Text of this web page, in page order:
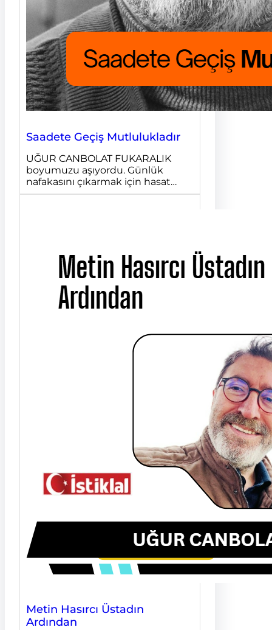
Saadete Geçiş Mutlulukladır
UĞUR CANBOLAT FUKARALIK
boyumuzu aşıyordu. Günlük
nafakasını çıkarmak için hasat…
Metin Hasırcı Üstadın
Ardından